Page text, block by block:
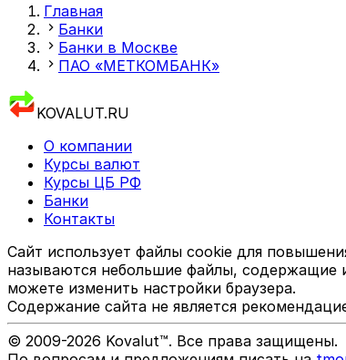
Главная
Банки
Банки в Москве
ПАО «МЕТКОМБАНК»
KOVALUT.RU
О компании
Курсы валют
Курсы ЦБ РФ
Банки
Контакты
Сайт использует файлы cookie для
называются небольшие файлы, содержащие
можете изменить настройки браузера.
Содержание сайта не является
© 2009-2026 Kovalut™. Все права защищены.